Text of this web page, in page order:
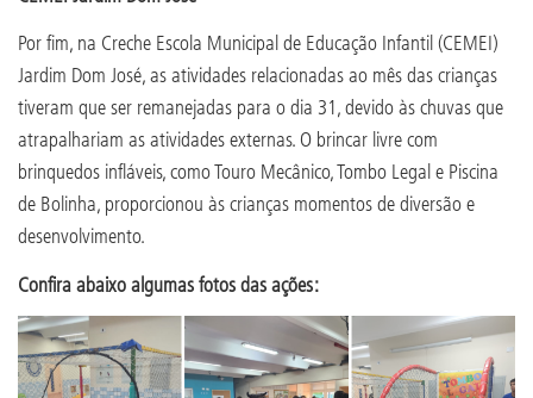
Por fim, na Creche Escola Municipal de Educação Infantil (CEMEI)
Jardim Dom José, as atividades relacionadas ao mês das crianças
tiveram que ser remanejadas para o dia 31, devido às chuvas que
atrapalhariam as atividades externas. O brincar livre com
brinquedos infláveis, como Touro Mecânico, Tombo Legal e Piscina
de Bolinha, proporcionou às crianças momentos de diversão e
desenvolvimento.
Confira abaixo algumas fotos das ações: